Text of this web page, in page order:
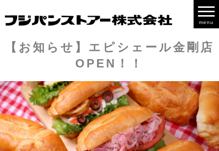
【お知らせ】エピシェール金剛店
OPEN！！
menu